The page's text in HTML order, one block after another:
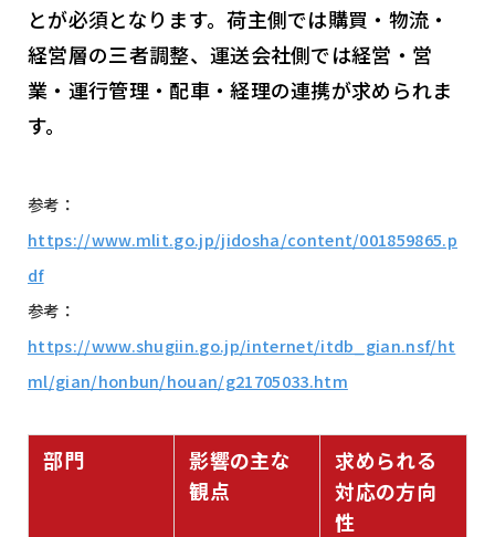
とが必須となります。荷主側では購買・物流・
経営層の三者調整、運送会社側では経営・営
業・運行管理・配車・経理の連携が求められま
す。
参考：
https://www.mlit.go.jp/jidosha/content/001859865.p
df
参考：
https://www.shugiin.go.jp/internet/itdb_gian.nsf/ht
ml/gian/honbun/houan/g21705033.htm
部門
影響の主な
観点
求められる
対応の方向
性